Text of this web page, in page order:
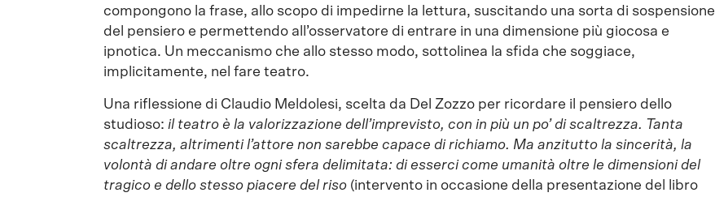
compongono la frase, allo scopo di impedirne la lettura, suscitando una sorta di sospensione
del pensiero e permettendo all’osservatore di entrare in una dimensione più giocosa e
ipnotica. Un meccanismo che allo stesso modo, sottolinea la sfida che soggiace,
implicitamente, nel fare teatro.
Una riflessione di Claudio Meldolesi, scelta da Del Zozzo per ricordare il pensiero dello
studioso: il teatro è la valorizzazione dell’imprevisto, con in più un po’ di scaltrezza. Tanta
scaltrezza, altrimenti l’attore non sarebbe capace di richiamo. Ma anzitutto la sincerità, la
volontà di andare oltre ogni sfera delimitata: di esserci come umanità oltre le dimensioni del
tragico e dello stesso piacere del riso (intervento in occasione della presentazione del libro